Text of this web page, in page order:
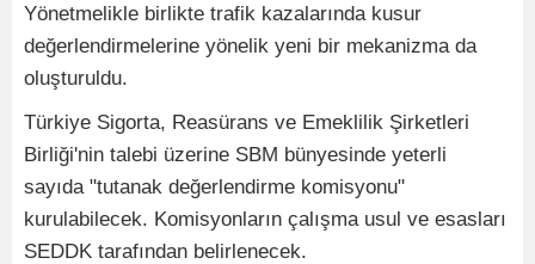
Yönetmelikle birlikte trafik kazalarında kusur
değerlendirmelerine yönelik yeni bir mekanizma da
oluşturuldu.
Türkiye Sigorta, Reasürans ve Emeklilik Şirketleri
Birliği'nin talebi üzerine SBM bünyesinde yeterli
sayıda "tutanak değerlendirme komisyonu"
kurulabilecek. Komisyonların çalışma usul ve esasları
SEDDK tarafından belirlenecek.